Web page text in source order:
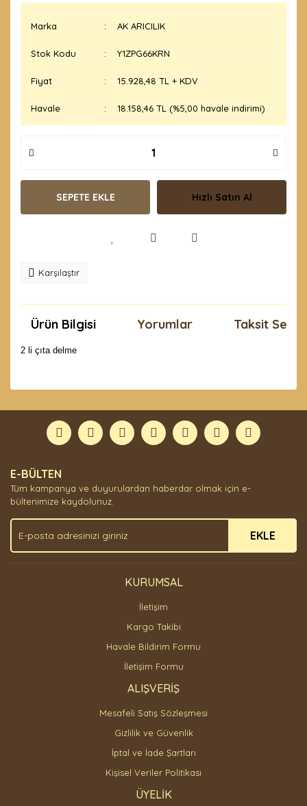
Marka AK ARICILIK
Stok Kodu Y1ZPG66KRN
Fiyat 15.928,48 TL + KDV
Havale 18.158,46 TL (%5,00 havale indirimi)
SEPETE EKLE Hızlı Satın Al
Karşılaştır
Ürün Bilgisi Yorumlar Taksit
2 li çıta delme
Yorum Yaz
formunu kullanarak tarafımıza iletebilirsiniz.
Görüş ve önerileriniz için teşekkür ederiz.
Ürün açıklamasında eksik bilgiler bulunuyor.
Ürün bilgilerinde hatalar bulunuyor.
Ürün fiyatı diğer sitelerden daha pahalı.
Bu ürüne benzer farklı alternatifler olmalı.
Gönder
E-BÜLTEN
Tüm kampanya ve duyurulardan haberdar olmak için e-
bültenimize kaydolunuz.
EKLE
KURUMSAL
İletişim
Kargo Takibi
Havale Bildirim Formu
İletişim Formu
ALIŞVERİŞ
Mesafeli Satış Sözleşmesi
Gizlilik ve Güvenlik
İptal ve İade Şartları
Kişisel Veriler Politikası
ÜYELİK